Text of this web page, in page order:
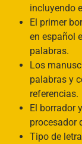
incluyendo
El primer
en español
palabras.
Los
palabras y
referencias.
El borrador
procesador
Tipo de